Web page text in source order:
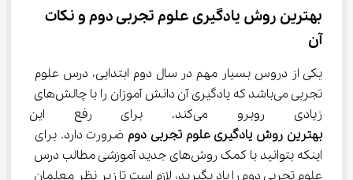
بهترین روش یادگیری علوم تجربی دوم و نکات
آن
یکی از دروس بسیار مهم در سال دوم ابتدایی، درس علوم
تجربی می‌باشد که یادگیری آن دانش آموزان را با چالش‌های
زیادی روبرو می‌کند. برای رفع این مشکلات استفاده از
بهترین روش یادگیری علوم تجربی دوم ضرورت دارد. برای
اینکه بتوانید با کمک روش‌های جدید آموزشی مطالب درس
علوم تجربی دوم را یاد بگیرید، لازم است تا زیر نظر معلمان